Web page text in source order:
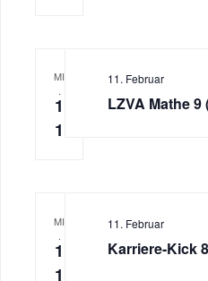
MI
.
1
1
LZVA Mathe 9
11. Februar
MI
.
1
1
Karriere-Kick
11. Februar